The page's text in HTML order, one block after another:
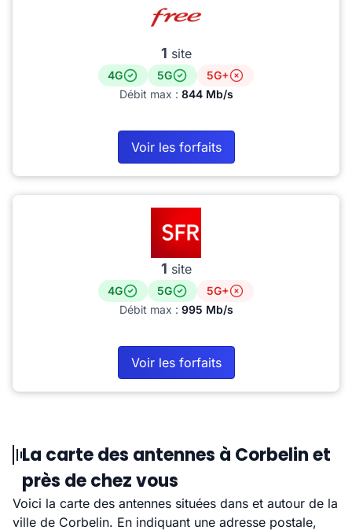
1 site
4G 5G
5G+
Débit max : 844 Mb/s
Voir les forfaits
1 site
4G 5G
5G+
Débit max : 995 Mb/s
Voir les forfaits
La carte des antennes à Corbelin et
près de chez vous
Voici la carte des antennes situées dans et autour de la
ville de Corbelin. En indiquant une adresse postale,